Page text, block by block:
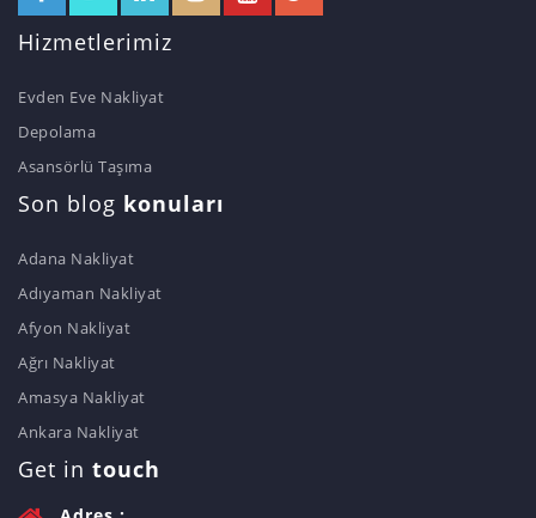
Hizmetlerimiz
Evden Eve Nakliyat
Depolama
Asansörlü Taşıma
Son blog konuları
Adana Nakliyat
Adıyaman Nakliyat
Afyon Nakliyat
Ağrı Nakliyat
Amasya Nakliyat
Ankara Nakliyat
Get in touch